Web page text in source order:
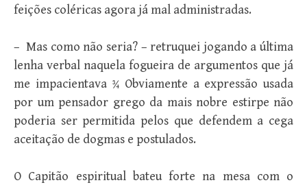
feições coléricas agora já mal administradas.
– Mas como não seria? – retruquei jogando a última
lenha verbal naquela fogueira de argumentos que já
me impacientava ¾ Obviamente a expressão usada
por um pensador grego da mais nobre estirpe não
poderia ser permitida pelos que defendem a cega
aceitação de dogmas e postulados.
O Capitão espiritual bateu forte na mesa com o